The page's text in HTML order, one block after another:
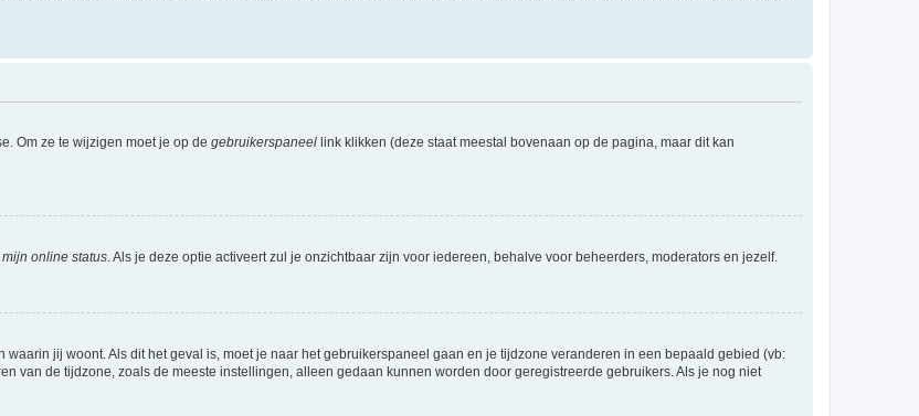
Om ze te wijzigen moet je op de gebruikerspaneel link klikken (deze staat meestal bovenaan op de pagina, maar dit kan
online status. Als je deze optie activeert zul je onzichtbaar zijn voor iedereen, behalve voor beheerders, moderators en jezelf.
jij woont. Als dit het geval is, moet je naar het gebruikerspaneel gaan en je tijdzone veranderen in een bepaald gebied (vb:
van de tijdzone, zoals de meeste instellingen, alleen gedaan kunnen worden door geregistreerde gebruikers. Als je nog niet